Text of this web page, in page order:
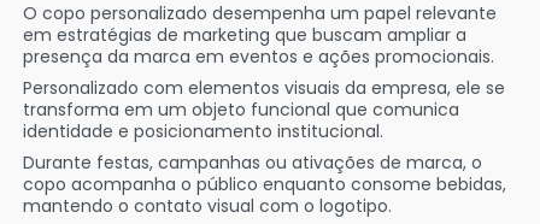
O copo personalizado desempenha um papel relevante
em estratégias de marketing que buscam ampliar a
presença da marca em eventos e ações promocionais.
Personalizado com elementos visuais da empresa, ele se
transforma em um objeto funcional que comunica
identidade e posicionamento institucional.
Durante festas, campanhas ou ativações de marca, o
copo acompanha o público enquanto consome bebidas,
mantendo o contato visual com o logotipo.